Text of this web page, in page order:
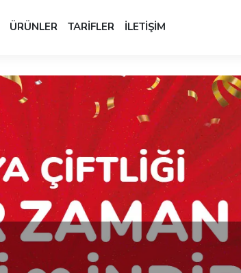
ÜRÜNLER TARİFLER İLETİŞİM